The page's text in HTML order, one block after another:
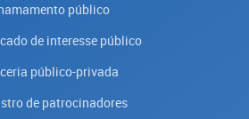
público
de interesse público
público-privada
de patrocinadores